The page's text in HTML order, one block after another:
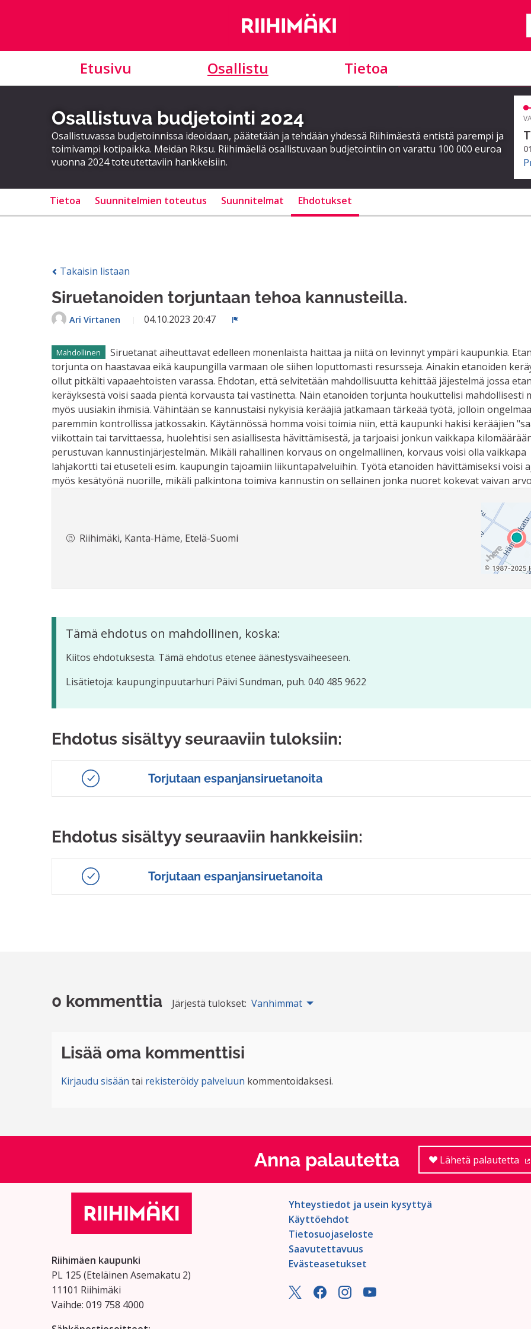
Etusivu Osallistu Tietoa
Osallistuva budjetointi 2024
Osallistuvassa budjetoinnissa ideoidaan, päätetään ja tehdään yhdessä Riihimäestä entistä parempi ja
toimivampi kotipaikka. Meidän Riksu. Riihimäellä osallistuvaan budjetointiin on varattu 100 000 euroa
vuonna 2024 toteutettaviin hankkeisiin.
Tietoa Suunnitelmien toteutus Suunnitelmat Ehdotukset
Takaisin listaan
Siruetanoiden torjuntaan tehoa kannusteilla.
Ari Virtanen 04.10.2023 20:47
Mahdollinen
Siruetanat aiheuttavat edelleen monenlaista haittaa ja niitä on levinnyt ympäri kaupunkia.
torjunta on haastavaa eikä kaupungilla varmaan ole siihen loputtomasti resursseja. Ainakin etanoiden
ollut pitkälti vapaaehtoisten varassa. Ehdotan, että selvitetään mahdollisuutta kehittää jäjestelmä jossa
keräyksestä voisi saada pientä korvausta tai vastinetta. Näin etanoiden torjunta houkuttelisi mahdollisesti
myös uusiakin ihmisiä. Vähintään se kannustaisi nykyisiä kerääjiä jatkamaan tärkeää työtä, jolloin
paremmin kontrollissa jatkossakin. Käytännössä homma voisi toimia niin, että kaupunki hakisi kerääjien
viikottain tai tarvittaessa, huolehtisi sen asiallisesta hävittämisestä, ja tarjoaisi jonkun vaikkapa
perustuvan kannustinjärjestelmän. Mikäli rahallinen korvaus on ongelmallinen, korvaus voisi olla vaikkapa
lahjakortti tai etuseteli esim. kaupungin tajoamiin liikuntapalveluihin. Työtä etanoiden hävittämiseksi voisi
myös kesätyönä nuorille, mikäli palkintona toimiva kannustin on sellainen jonka nuoret kokevat vaivan
Riihimäki, Kanta-Häme, Etelä-Suomi
Tämä ehdotus on mahdollinen, koska:
Kiitos ehdotuksesta. Tämä ehdotus etenee äänestysvaiheeseen.
Lisätietoja: kaupunginpuutarhuri Päivi Sundman, puh. 040 485 9622
Ehdotus sisältyy seuraaviin tuloksiin:
Torjutaan espanjansiruetanoita
Ehdotus sisältyy seuraaviin hankkeisiin:
Torjutaan espanjansiruetanoita
0 kommenttia Järjestä tulokset: Vanhimmat
Lisää oma kommenttisi
Kirjaudu sisään tai rekisteröidy palveluun kommentoidaksesi.
Anna palautetta Lähetä palautetta
Riihimäen kaupunki
PL 125 (Eteläinen Asemakatu 2)
11101 Riihimäki
Vaihde: 019 758 4000
Yhteystiedot ja usein kysyttyä
Käyttöehdot
Tietosuojaseloste
Saavutettavuus
Evästeasetukset